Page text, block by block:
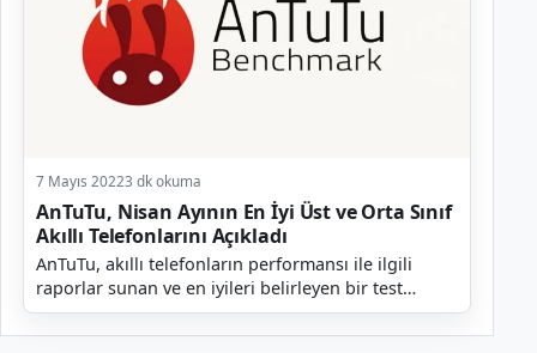
7 Mayıs 20223 dk okuma
AnTuTu, Nisan Ayının En İyi Üst ve Orta Sınıf
Akıllı Telefonlarını Açıkladı
AnTuTu, akıllı telefonların performansı ile ilgili
raporlar sunan ve en iyileri belirleyen bir test
platformudur. Şirket her ay olduğu gibi geçtiğimiz...